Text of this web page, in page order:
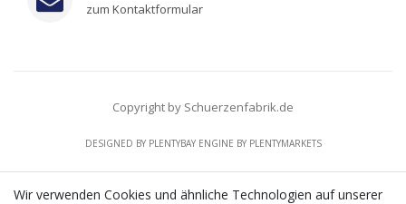
zum Kontaktformular
Copyright by Schuerzenfabrik.de
DESIGNED BY PLENTYBAYENGINE BY PLENTYMARKETS
Wir verwenden Cookies und ähnliche Technologien auf unserer